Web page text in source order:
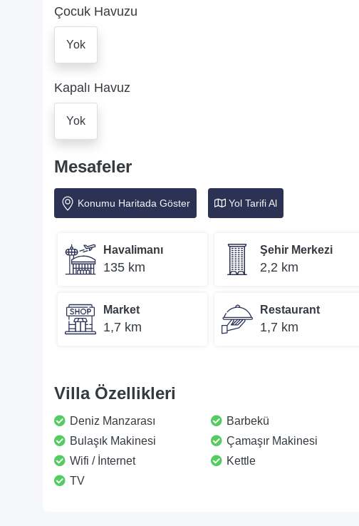
Çocuk Havuzu
Yok
Kapalı Havuz
Yok
Mesafeler
Konumu Haritada Göster Yol Tarifi Al
Havalimanı
135 km
Şehir Merkezi
2,2 km
Market
1,7 km
Restaurant
1,7 km
Villa Özellikleri
Deniz Manzarası Barbekü
Bulaşık Makinesi
Çamaşır Makinesi
Wifi / İnternet
Kettle
TV